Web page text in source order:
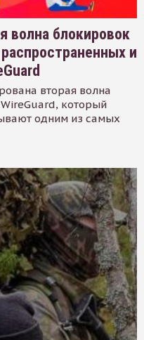
волна блокировок
и
вторая волна
который
одним из самых